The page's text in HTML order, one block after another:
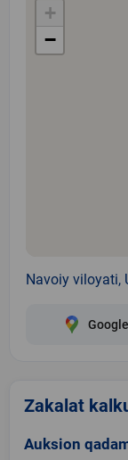
+
−
Navoiy viloyati,
Zakalat
Auksion